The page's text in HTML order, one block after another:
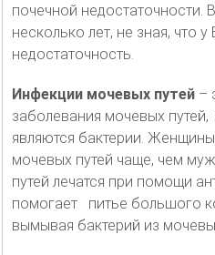
почечной
несколько лет, не зная, что
недостаточность.
Инфекции мочевых путей –
заболевания мочевых
являются бактерии.
мочевых путей чаще, чем
путей лечатся при помощи
помогает питье большого
вымывая бактерий из